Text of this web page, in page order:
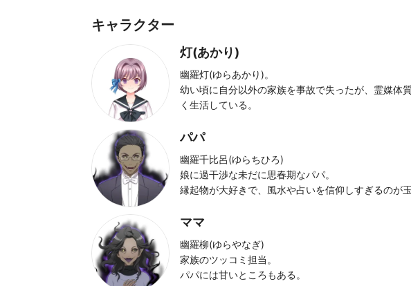
キャラクター
灯(あかり)
幽羅灯(ゆらあかり)。
幼い頃に自分以外の家族を事故で失ったが、霊媒体
く生活している。
パパ
幽羅千比呂(ゆらちひろ)
娘に過干渉な未だに思春期なパパ。
縁起物が大好きで、風水や占いを信仰しすぎるのが玉
ママ
幽羅柳(ゆらやなぎ)
家族のツッコミ担当。
パパには甘いところもある。